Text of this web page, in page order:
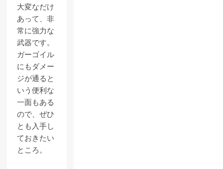
大変なだけ
あって、非
常に強力な
武器です。
ガーゴイル
にもダメー
ジが通ると
いう便利な
一面もある
ので、ぜひ
とも入手し
ておきたい
ところ。